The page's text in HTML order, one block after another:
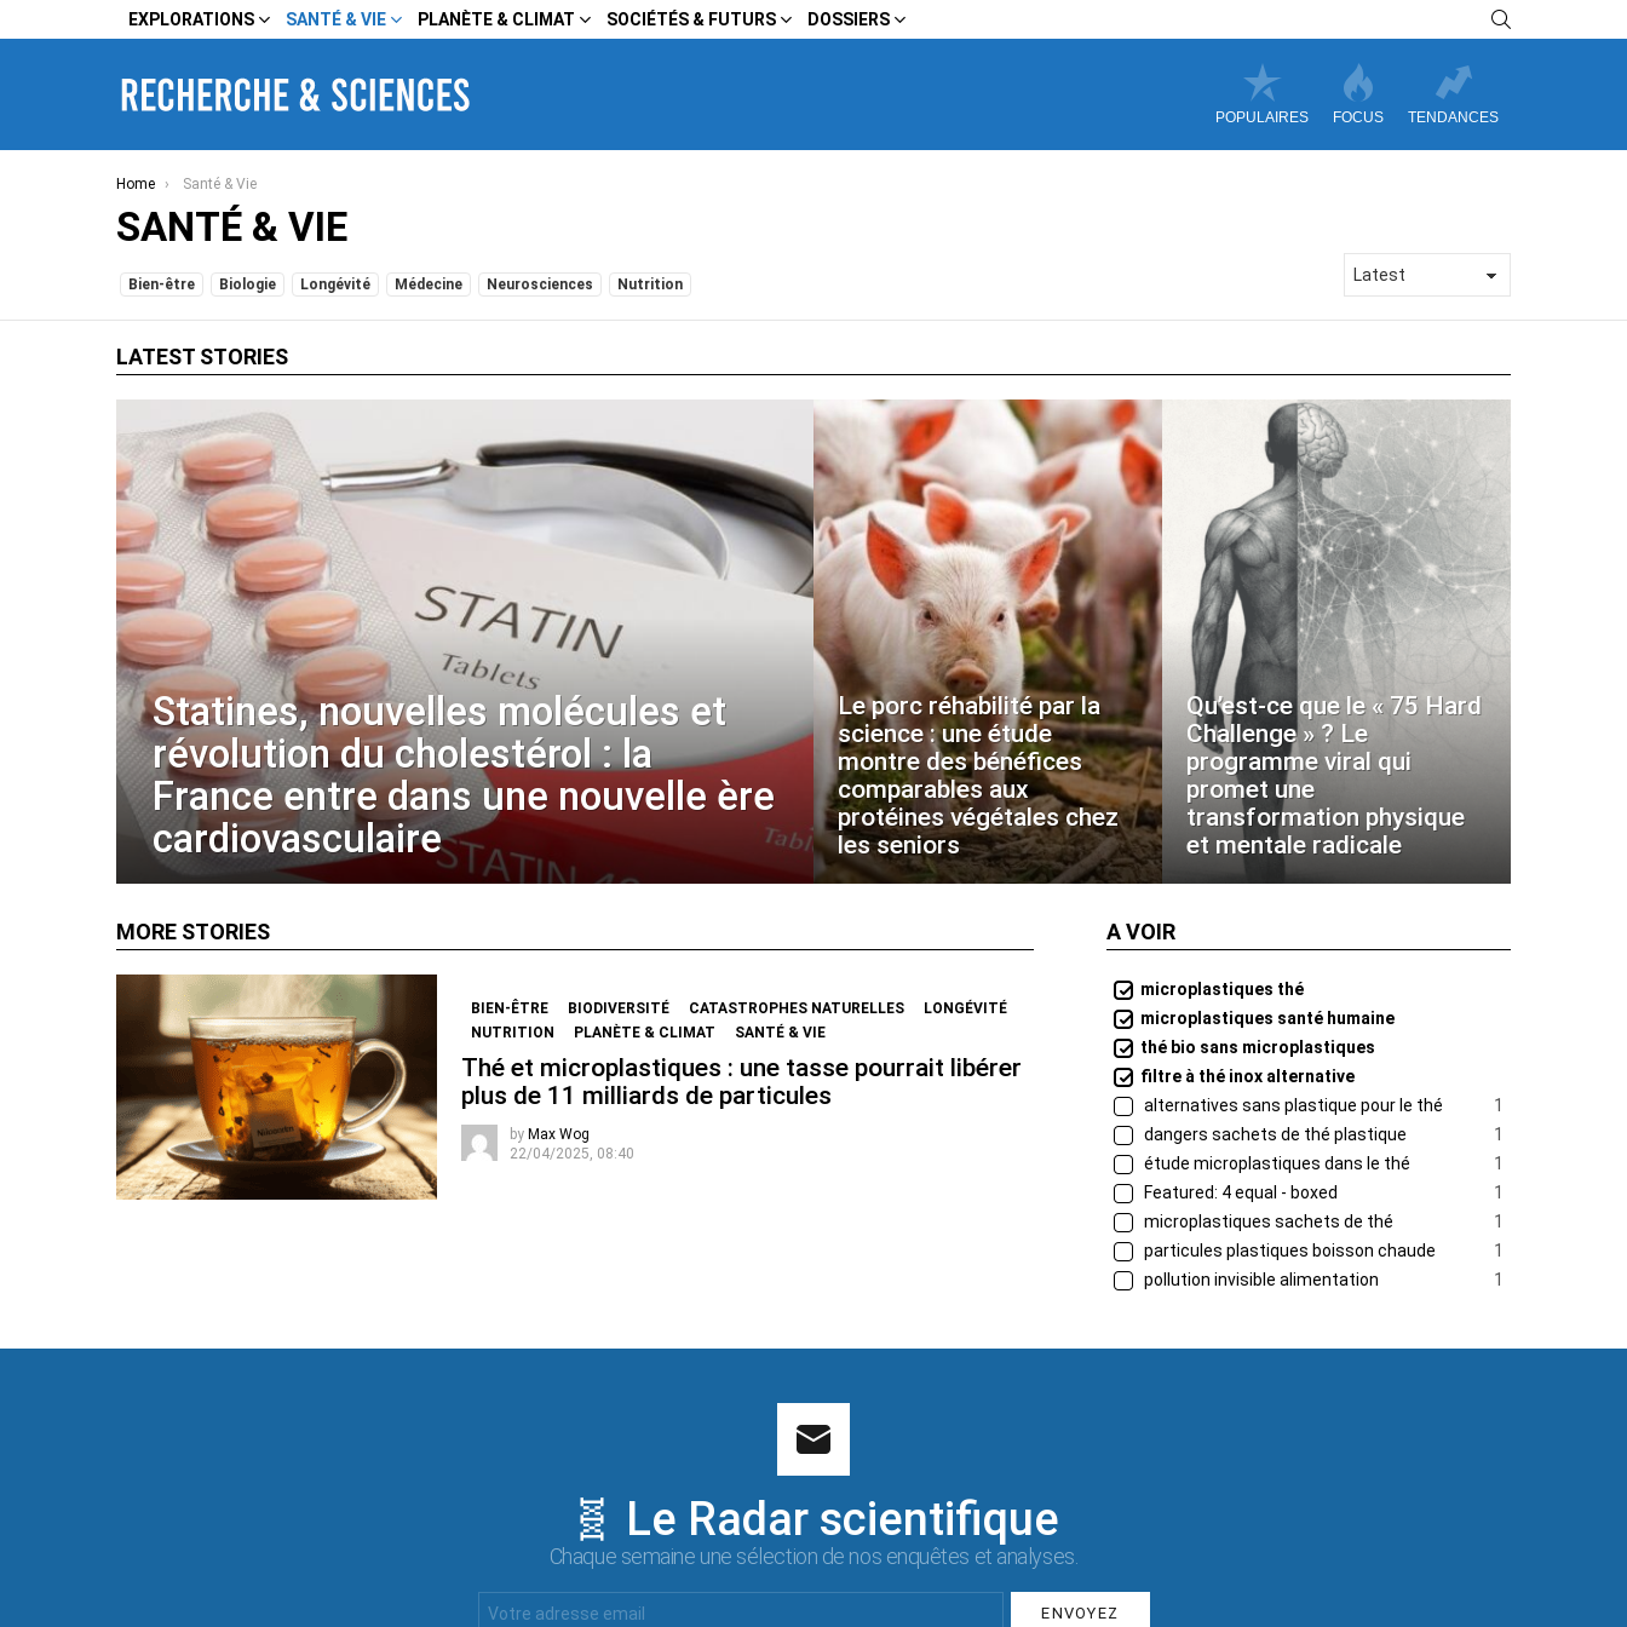
EXPLORATIONS SANTÉ & VIE PLANÈTE & CLIMAT SOCIÉTÉS & FUTURS DOSSIERS
POPULAIRES FOCUS TENDANCES
You are here:
Home Santé & Vie
SANTÉ & VIE
SUBTERMS
Bien-être Biologie Longévité Médecine Neurosciences Nutrition
LATEST STORIES
Statines, nouvelles molécules et
révolution du cholestérol : la
France entre dans une nouvelle ère
cardiovasculaire
Le porc réhabilité par la
science : une étude
montre des bénéfices
comparables aux
protéines végétales chez
les seniors
Qu’est-ce que le « 75 Hard
Challenge » ? Le
programme viral qui
promet une
transformation physique
et mentale radicale
MORE STORIES
BIEN-ÊTRE BIODIVERSITÉ CATASTROPHES NATURELLES
LONGÉVITÉ
NUTRITION
PLANÈTE & CLIMAT SANTÉ & VIE
Thé et microplastiques : une tasse pourrait libérer
plus de 11 milliards de particules
by Max Wog
22/04/2025, 08:40
A VOIR
microplastiques thé
microplastiques santé humaine
thé bio sans microplastiques
filtre à thé inox alternative
alternatives sans plastique pour le thé
1
dangers sachets de thé plastique
1
étude microplastiques dans le thé
1
Featured: 4 equal - boxed
1
microplastiques sachets de thé
1
particules plastiques boisson chaude
1
pollution invisible alimentation
1
🧬 Le Radar scientifique
Chaque semaine une sélection de nos enquêtes et analyses.
Email